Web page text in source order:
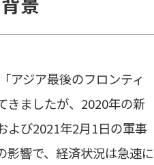
アジア最後のフロンティ
きましたが、2020年の新
よび2021年2月1日の軍事
影響で、経済状況は急速に